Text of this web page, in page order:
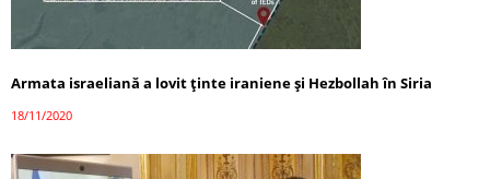
Armata israeliană a lovit ținte iraniene și Hezbollah în Siria
18/11/2020